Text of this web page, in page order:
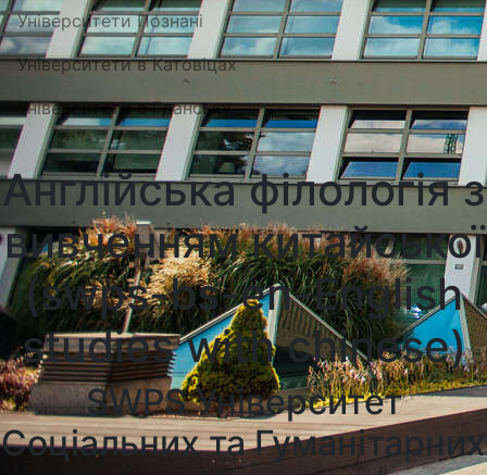
Університети Познані
Університети в Катовіцах
Університети в Гданську
Англійська філологія з
вивченням китайської
(swps-bs-en-English
studies with chinese)
SWPS Університет
Соціальних та Гуманітарних